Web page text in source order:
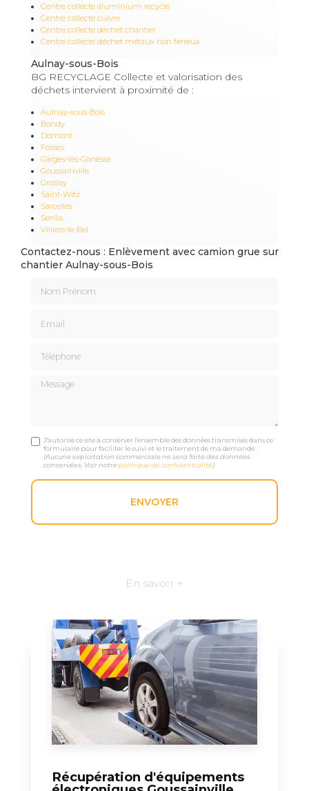
Centre collecte aluminium recyclé
Centre collecte cuivre
Centre collecte déchet chantier
Centre collecte déchet métaux non ferreux
Aulnay-sous-Bois
BG RECYCLAGE Collecte et valorisation des
déchets intervient à proximité de :
Aulnay-sous-Bois
Bondy
Domont
Fosses
Garges-lès-Gonesse
Goussainville
Groslay
Saint-Witz
Sarcelles
Senlis
Villiers-le-Bel
Contactez-nous : Enlèvement avec camion grue sur
chantier Aulnay-sous-Bois
Message
J'autorise ce site à conserver l'ensemble des données transmises dans ce
formulaire pour faciliter le suivi et le traitement de ma demande.
(Aucune exploitation commerciale ne sera faite des données
conservées. Voir notrepolitique de confidentialité)
En savoir +
Récupération d'équipements